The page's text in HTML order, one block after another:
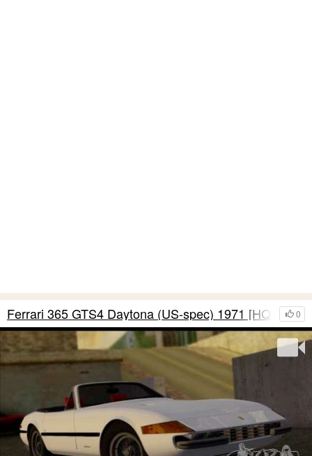
0
Ferrari 365 GTS4 Daytona (US-spec) 1971 [HQLM]